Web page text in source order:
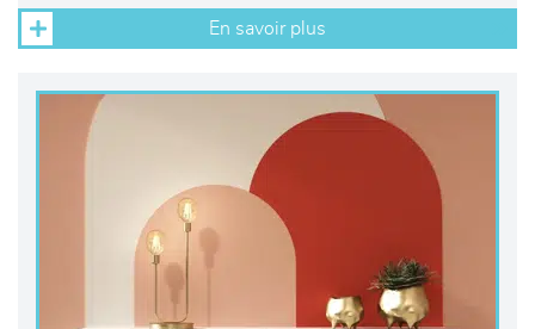
En savoir plus